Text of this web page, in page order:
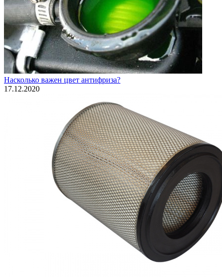
Насколько важен цвет антифриза?
17.12.2020